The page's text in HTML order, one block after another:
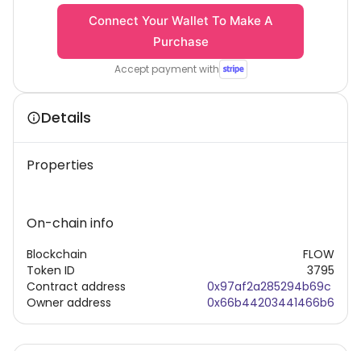
Connect Your Wallet To Make A
Purchase
Accept payment with
Details
Properties
On-chain info
Blockchain
Token ID
Contract address
Owner address
FLOW
3795
0x97af2a285294b69c
0x66b44203441466b6